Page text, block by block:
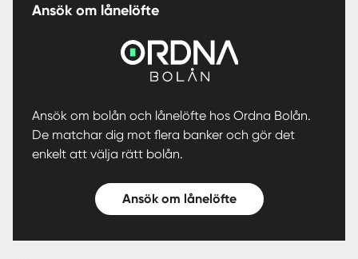
Ansök om lånelöfte
Ansök om bolån och lånelöfte hos Ordna Bolån.
De matchar dig mot flera banker och gör det
enkelt att välja rätt bolån.
Ansök om lånelöfte